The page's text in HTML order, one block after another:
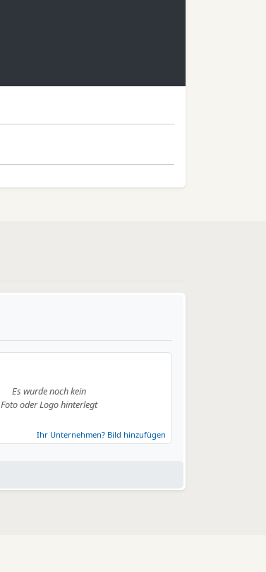
Es wurde noch kein
Foto oder Logo hinterlegt
Ihr Unternehmen? Bild hinzufügen